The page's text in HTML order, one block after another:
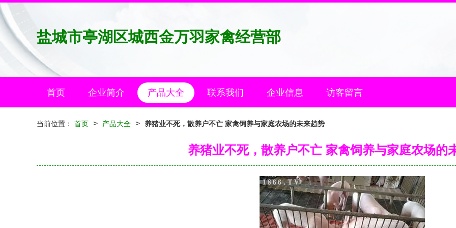
盐城市亭湖区城西金万羽家禽经营部
首页 企业简介 产品大全 联系我们 企业信息 访客留言
当前位置： 首页 > 产品大全 > 养猪业不死，散养户不亡 家禽饲养与家庭农场的未来趋势
养猪业不死，散养户不亡 家禽饲养与家庭农场的